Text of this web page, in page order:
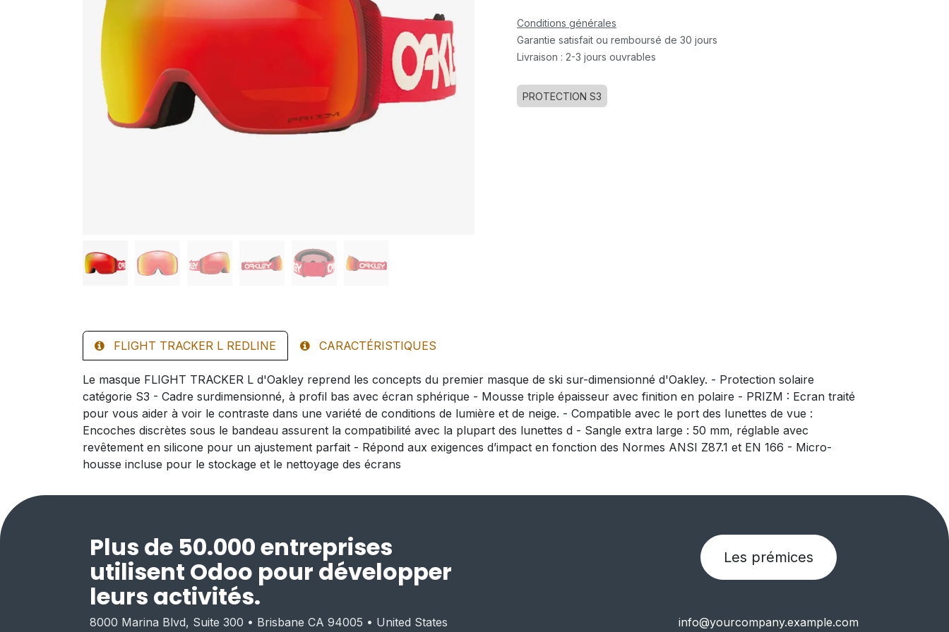
Conditions générales
Garantie satisfait ou remboursé de 30 jours
Livraison : 2-3 jours ouvrables
PROTECTION S3
FLIGHT TRACKER L REDLINE CARACTÉRISTIQUES
Le masque FLIGHT TRACKER L d'Oakley reprend les concepts du premier masque de ski sur-dimensionné d'Oakley. - Protection solaire
catégorie S3 - Cadre surdimensionné, à profil bas avec écran sphérique - Mousse triple épaisseur avec finition en polaire - PRIZM : Ecran traité
pour vous aider à voir le contraste dans une variété de conditions de lumière et de neige. - Compatible avec le port des lunettes de vue :
Encoches discrètes sous le bandeau assurent la compatibilité avec la plupart des lunettes d - Sangle extra large : 50 mm, réglable avec
revêtement en silicone pour un ajustement parfait - Répond aux exigences d’impact en fonction des Normes ANSI Z87.1 et EN 166 - Micro-
housse incluse pour le stockage et le nettoyage des écrans
Plus de 50.000 entreprises
utilisent Odoo pour développer
leurs activités.
Les prémices
8000 Marina Blvd, Suite 300 • Brisbane CA 94005 • United States info@yourcompany.example.com